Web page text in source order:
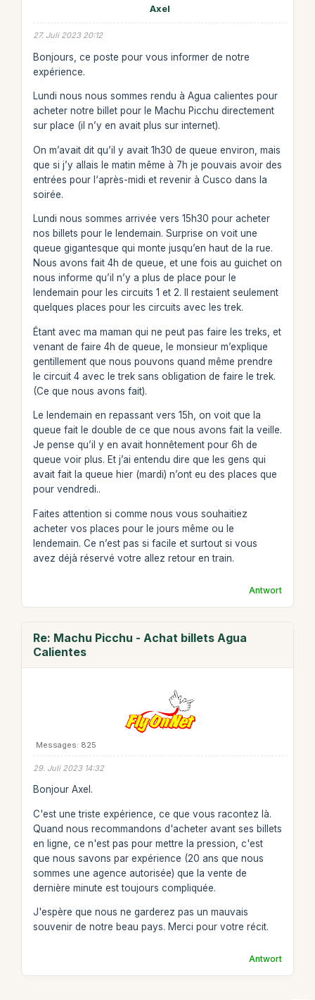
Axel
27. Juli 2023 20:12
Bonjours, ce poste pour vous informer de notre
expérience.
Lundi nous nous sommes rendu à Agua calientes pour
acheter notre billet pour le Machu Picchu directement
sur place (il n’y en avait plus sur internet).
On m’avait dit qu’il y avait 1h30 de queue environ, mais
que si j’y allais le matin même à 7h je pouvais avoir des
entrées pour l‘après-midi et revenir à Cusco dans la
soirée.
Lundi nous sommes arrivée vers 15h30 pour acheter
nos billets pour le lendemain. Surprise on voit une
queue gigantesque qui monte jusqu’en haut de la rue.
Nous avons fait 4h de queue, et une fois au guichet on
nous informe qu’il n’y a plus de place pour le
lendemain pour les circuits 1 et 2. Il restaient seulement
quelques places pour les circuits avec les trek.
Étant avec ma maman qui ne peut pas faire les treks, et
venant de faire 4h de queue, le monsieur m’explique
gentillement que nous pouvons quand même prendre
le circuit 4 avec le trek sans obligation de faire le trek.
(Ce que nous avons fait).
Le lendemain en repassant vers 15h, on voit que la
queue fait le double de ce que nous avons fait la veille.
Je pense qu’il y en avait honnêtement pour 6h de
queue voir plus. Et j’ai entendu dire que les gens qui
avait fait la queue hier (mardi) n’ont eu des places que
pour vendredi..
Faites attention si comme nous vous souhaitiez
acheter vos places pour le jours même ou le
lendemain. Ce n’est pas si facile et surtout si vous
avez déjà réservé votre allez retour en train.
Antwort
Re: Machu Picchu - Achat billets Agua
Calientes
Messages: 825
29. Juli 2023 14:32
Bonjour Axel.
C'est une triste expérience, ce que vous racontez là.
Quand nous recommandons d'acheter avant ses billets
en ligne, ce n'est pas pour mettre la pression, c'est
que nous savons par expérience (20 ans que nous
sommes une agence autorisée) que la vente de
dernière minute est toujours compliquée.
J'espère que nous ne garderez pas un mauvais
souvenir de notre beau pays. Merci pour votre récit.
Antwort